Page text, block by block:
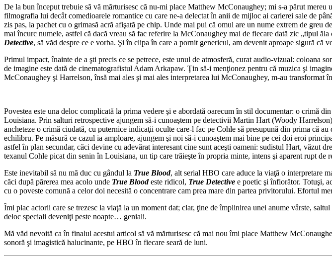
De la bun început trebuie să vă mărturisesc că nu-mi place Matthew McConaughey; mi s-a părut
filmografia lui decât comedioarele romantice cu care ne-a delectat în anii de mijloc ai carierei sale de
zis pas, la pachet cu o grimasă acră afişată pe chip. Unde mai pui că omul are un nume extrem de
mai încurc numele, astfel că dacă vreau să fac referire la McConaughey mai de fiecare dată zic „tipul
Detective, să văd despre ce e vorba. Şi în clipa în care a pornit genericul, am devenit aproape sigură că
Primul impact, înainte de a şti precis ce se petrece, este unul de atmosferă, curat audio-vizual: coloana
de imagine este dată de cinematografistul Adam Arkapaw. Ţin să-i menţionez pentru că muzica şi
McConaughey şi Harrelson, însă mai ales şi mai ales interpretarea lui McConaughey, m-au transformat
Povestea este una deloc complicată la prima vedere şi e abordată oarecum în stil documentar: o crimă
Louisiana. Prin salturi retrospective ajungem să-i cunoaştem pe detectivii Martin Hart (Woody
ancheteze o crimă ciudată, cu puternice indicaţii oculte care-l fac pe Cohle să presupună din prima că
echilibru. Pe măsură ce cazul ia amploare, ajungem şi noi să-i cunoaştem mai bine pe cei doi eroi
astfel în plan secundar, căci devine cu adevărat interesant cine sunt aceşti oameni: sudistul Hart, văzut
texanul Cohle picat din senin în Louisiana, un tip care trăieşte în propria minte, intens şi aparent rupt de
Este inevitabil să nu mă duc cu gândul la True Blood, alt serial HBO care aduce la viaţă o interpretare
căci după părerea mea acolo unde True Bloodeste ridicol, True Detective e poetic şi înfiorător. Totuşi,
cu o poveste comună a celor doi necesită o concentrare cam prea mare din partea privitorului. Efortul
Îmi plac actorii care se trezesc la viaţă la un moment dat; clar, ţine de împlinirea unei anume vârste,
deloc speciali deveniţi peste noapte… geniali.
Mă văd nevoită ca în finalul acestui articol să vă mărturisesc că mai nou îmi place Matthew
sonoră şi imagistică halucinante, pe HBO în fiecare seară de luni.